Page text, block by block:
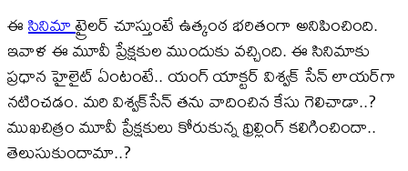
ఈసినిమాట్రైలర్​ చూస్తుంటే ఉత్కంఠ భరితంగా అనిపించింది.
ఇవాళ ఈ మూవీ ప్రేక్షకుల ముందుకు వచ్చింది. ఈ సినిమాకు
ప్రధాన హైలైట్ ఏంటంటే.. యంగ్ యాక్టర్ విశ్వక్ సేన్​ లాయర్​గా
నటించడం. మరి విశ్వక్​సేన్ తను వాదించిన కేసు గెలిచాడా..?
ముఖచిత్రం మూవీ ప్రేక్షకులు కోరుకున్న థ్రిల్లింగ్ కలిగించిందా..
తెలుసుకుందామా..?